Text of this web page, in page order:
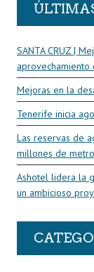
SANTA CRUZ |
aprovechamiento
Mejoras en la
Tenerife inicia
Las reservas de
millones de
Ashotel lidera la
un ambicioso